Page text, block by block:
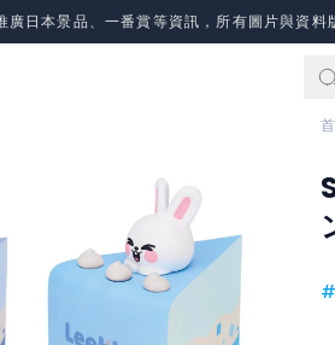
日本景品、一番賞等資訊，所有圖片與資料
#